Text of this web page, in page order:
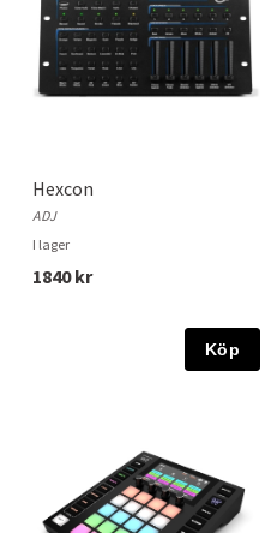
Hexcon
ADJ
I lager
1840 kr
Köp